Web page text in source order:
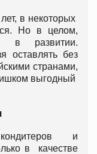
в некоторых
Но в целом,
в развитии.
оставлять без
странами,
выгодный
и
в качестве